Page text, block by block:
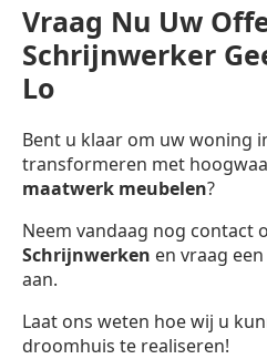
Vraag Nu Uw
Schrijnwerker
Lo
Bent u klaar om uw woning
transformeren met
maatwerk meubelen?
Neem vandaag nog contact
Schrijnwerken en vraag een
aan.
Laat ons weten hoe wij u
droomhuis te realiseren!